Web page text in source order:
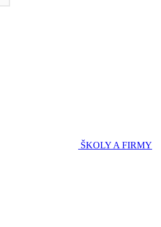
ŠKOLY A FIRMY